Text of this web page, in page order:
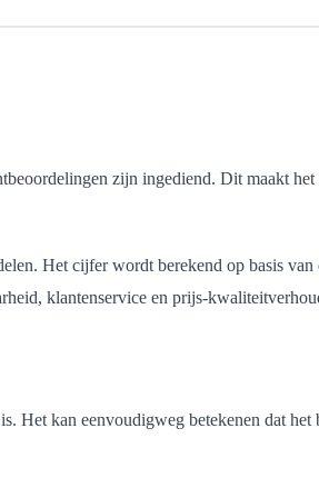
zijn ingediend. Dit maakt
Het cijfer wordt berekend op basis
klantenservice en prijs-
Het kan eenvoudigweg betekenen dat